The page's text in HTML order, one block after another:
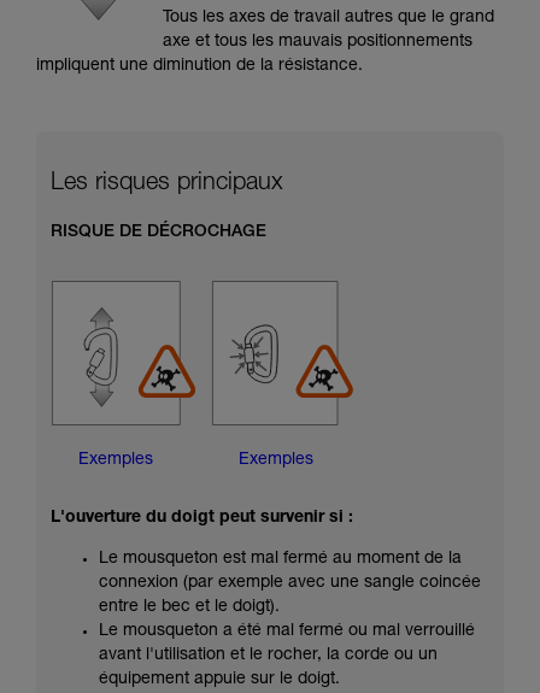
Nous donnons des exemples de techniques
liées à votre activité. Il peut en exister d’autres
que nous ne décrivons pas ici.
Tous les axes de travail autres que le grand
axe et tous les mauvais positionnements
impliquent une diminution de la résistance.
Les risques principaux
RISQUE DE DÉCROCHAGE
Exemples Exemples
L'ouverture du doigt peut survenir si :
Le mousqueton est mal fermé au moment de la
connexion (par exemple avec une sangle coincée
entre le bec et le doigt).
Le mousqueton a été mal fermé ou mal verrouillé
avant l'utilisation et le rocher, la corde ou un
équipement appuie sur le doigt.